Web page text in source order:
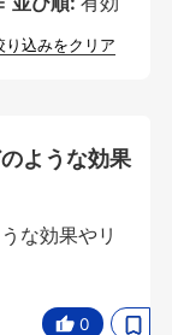
り込みをクリア
ような効果
な効果やリ
0